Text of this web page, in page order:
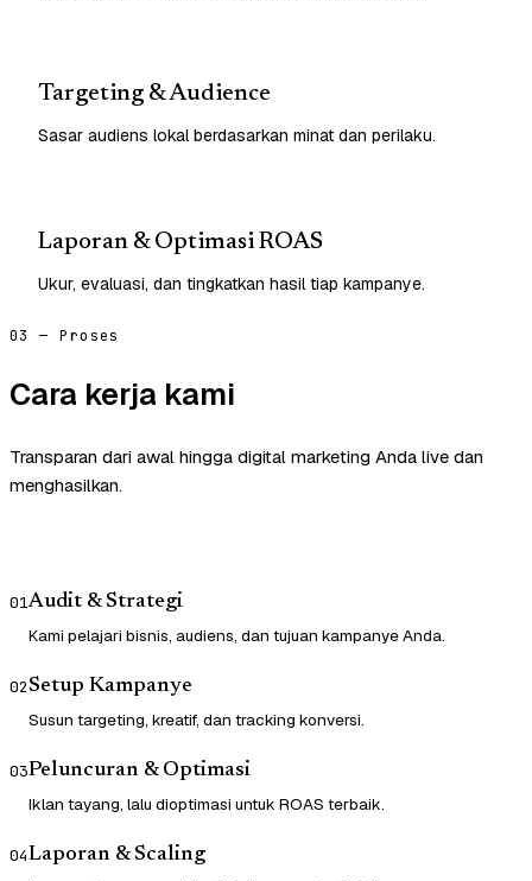
Targeting & Audience
Sasar audiens lokal berdasarkan minat dan perilaku.
Laporan & Optimasi ROAS
Ukur, evaluasi, dan tingkatkan hasil tiap kampanye.
03 — Proses
Cara kerja kami
Transparan dari awal hingga digital marketing Anda live dan
menghasilkan.
01Audit & Strategi
Kami pelajari bisnis, audiens, dan tujuan kampanye Anda.
02Setup Kampanye
Susun targeting, kreatif, dan tracking konversi.
03Peluncuran & Optimasi
Iklan tayang, lalu dioptimasi untuk ROAS terbaik.
04Laporan & Scaling